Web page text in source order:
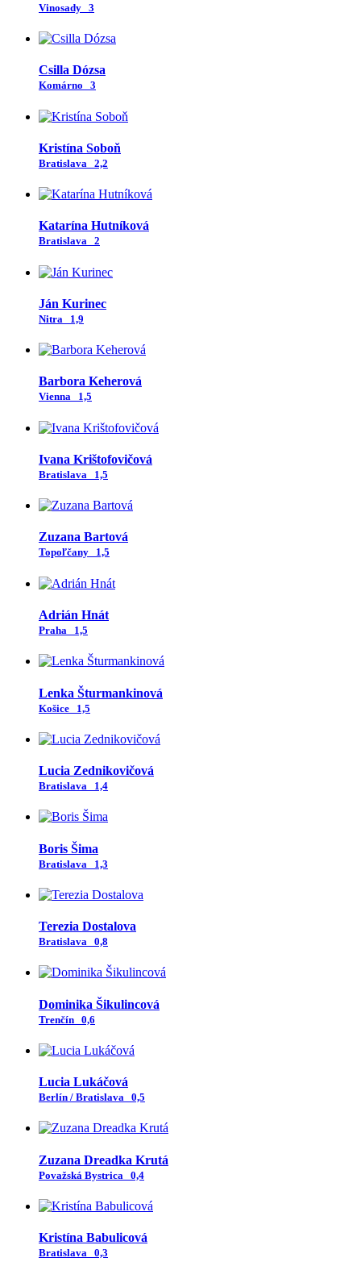
Vinosady 3
Csilla Dózsa
Komárno 3
Kristína Soboň
Bratislava 2,2
Katarína Hutníková
Bratislava 2
Ján Kurinec
Nitra 1,9
Barbora Keherová
Vienna 1,5
Ivana Krištofovičová
Bratislava 1,5
Zuzana Bartová
Topoľčany 1,5
Adrián Hnát
Praha 1,5
Lenka Šturmankinová
Košice 1,5
Lucia Zednikovičová
Bratislava 1,4
Boris Šima
Bratislava 1,3
Terezia Dostalova
Bratislava 0,8
Dominika Šikulincová
Trenčín 0,6
Lucia Lukáčová
Berlín / Bratislava 0,5
Zuzana Dreadka Krutá
Považská Bystrica 0,4
Kristína Babulicová
Bratislava 0,3